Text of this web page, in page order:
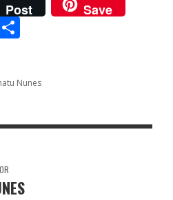
Post Save
e
Nunes